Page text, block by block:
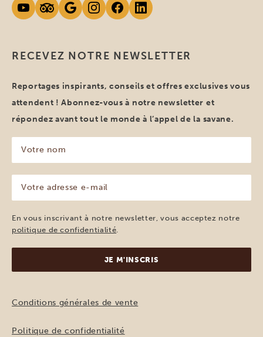
RECEVEZ NOTRE NEWSLETTER
Reportages inspirants, conseils et offres exclusives vous
attendent ! Abonnez-vous à notre newsletter et
répondez avant tout le monde à l’appel de la savane.
nom
(Nécessaire)
adresse
e-
mail
(Nécessaire)
En vous inscrivant à notre newsletter, vous acceptez notre
politique de confidentialité.
Conditions générales de vente
Politique de confidentialité